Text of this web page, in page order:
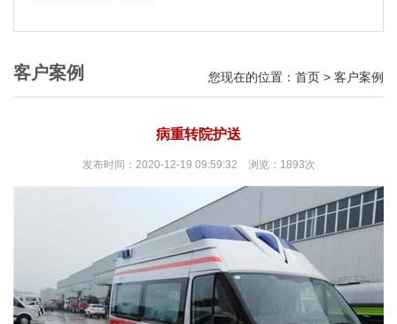
客户案例 您现在的位置： 首页 > 客户案例
病重转院护送
发布时间：2020-12-19 09:59:32 浏览：1893次